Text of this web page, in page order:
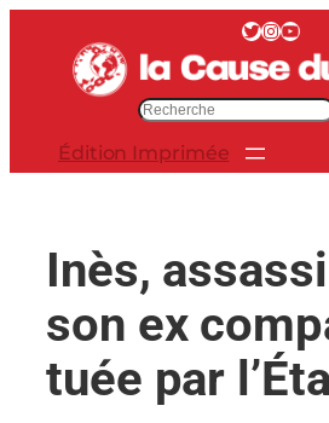
contenu
Twitter InstagramYouTube
e
Édition Imprimée
Inès,
son ex
tuée par